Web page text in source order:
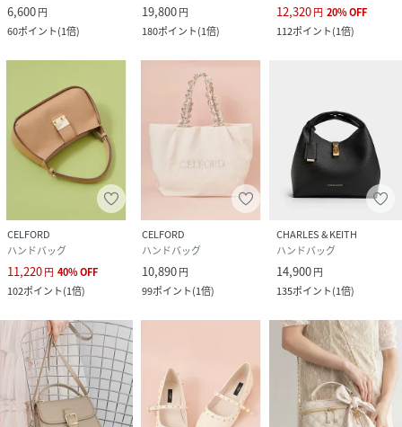
6,600円
60ポイント(1倍)
19,800円
180ポイント(1倍)
12,320円 20%OFF
112ポイント(1倍)
CELFORD
ハンドバッグ
11,220円 40%OFF
102ポイント(1倍)
CELFORD
ハンドバッグ
10,890円
99ポイント(1倍)
CHARLES & KEITH
ハンドバッグ
14,900円
135ポイント(1倍)